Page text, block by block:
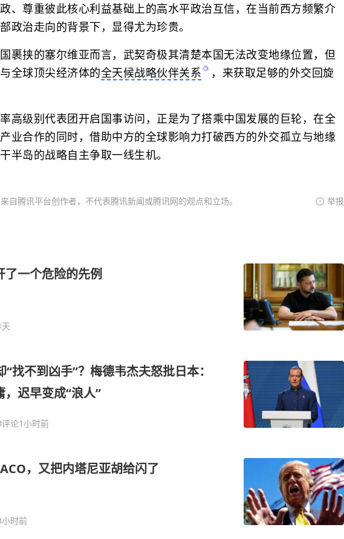
、尊重彼此核心利益基础上的高水平政治互信，在当前西方频繁介
政治走向的背景下，显得尤为珍贵。
裹挟的塞尔维亚而言，武契奇极其清楚本国无法改变地缘位置，但
全球顶尖经济体的全天候战略伙伴关系
，来获取足够的外交回旋
高级别代表团开启国事访问，正是为了搭乘中国发展的巨轮，在全
业合作的同时，借助中方的全球影响力打破西方的外交孤立与地缘
半岛的战略自主争取一线生机。
自腾讯平台创作者，不代表腾讯新闻或腾讯网的观点和立场。 举报
了一个危险的先例
找不到凶手”？梅德韦杰夫怒批日本：
，迟早变成“浪人”
评论1小时前
，又把内塔尼亚胡给闪了
时前